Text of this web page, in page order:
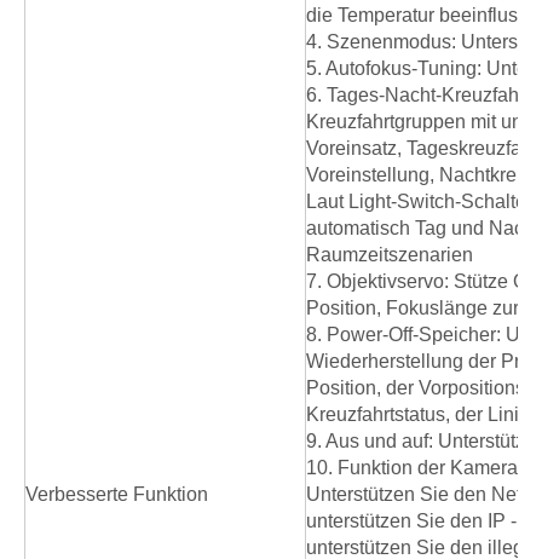
Verbesserte Funktion
die Temperatur beeinflusst
4. Szenenmodus:
5. Autofokus-Tuning:
6. Tages-Nacht-Kreuzfahrt:
Kreuzfahrtgruppen mit
Voreinsatz,
Voreinstellung,
Laut Light-Switch-Schalter
automatisch Tag und
Raumzeitszenarien
7. Objektivservo: Stütze
Position, Fokuslänge
8. Power-Off-Speicher:
Wiederherstellung der Pre-
Position, der
Kreuzfahrtstatus, der
9. Aus und auf:
10. Funktion der
Unterstützen Sie den
unterstützen Sie den IP -
unterstützen Sie den